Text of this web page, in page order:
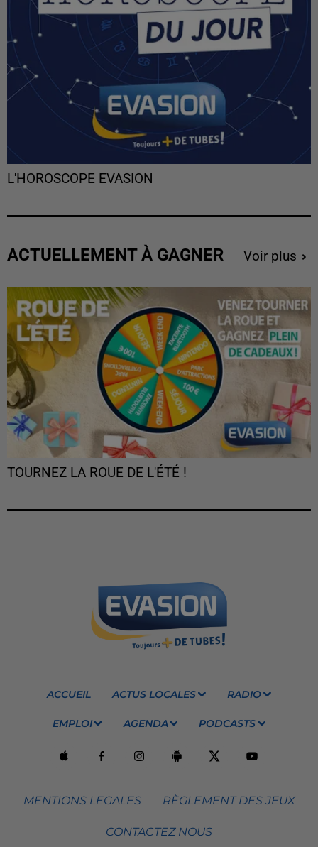
L'HOROSCOPE EVASION
ACTUELLEMENT À GAGNER Voir plus
TOURNEZ LA ROUE DE L'ÉTÉ !
ACCUEIL ACTUS LOCALES RADIO
EMPLOI AGENDA PODCASTS
MENTIONS LEGALES RÈGLEMENT DES JEUX
CONTACTEZ NOUS